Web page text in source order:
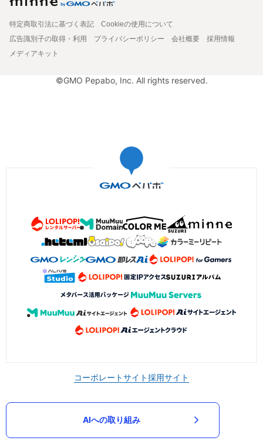
特定商取引法に基づく表記
Cookieの使用について
広告識別子の取得・利用
プライバシーポリシー 会社概要
採用情報
メディアキット
©GMO Pepabo, Inc. All rights reserved.
コーポレートサイト採用サイト
AIへの取り組み